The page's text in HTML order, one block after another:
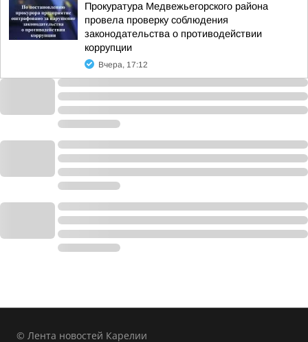
Прокуратура Медвежьегорского района
провела проверку соблюдения
законодательства о противодействии
коррупции
Вчера, 17:12
© Лента новостей Карелии